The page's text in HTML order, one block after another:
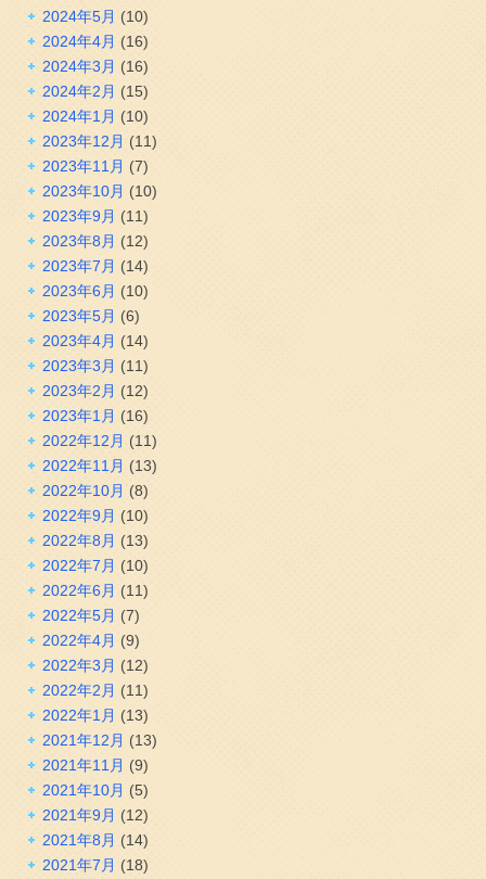
2024年5月 (10)
2024年4月 (16)
2024年3月 (16)
2024年2月 (15)
2024年1月 (10)
2023年12月 (11)
2023年11月 (7)
2023年10月 (10)
2023年9月 (11)
2023年8月 (12)
2023年7月 (14)
2023年6月 (10)
2023年5月 (6)
2023年4月 (14)
2023年3月 (11)
2023年2月 (12)
2023年1月 (16)
2022年12月 (11)
2022年11月 (13)
2022年10月 (8)
2022年9月 (10)
2022年8月 (13)
2022年7月 (10)
2022年6月 (11)
2022年5月 (7)
2022年4月 (9)
2022年3月 (12)
2022年2月 (11)
2022年1月 (13)
2021年12月 (13)
2021年11月 (9)
2021年10月 (5)
2021年9月 (12)
2021年8月 (14)
2021年7月 (18)